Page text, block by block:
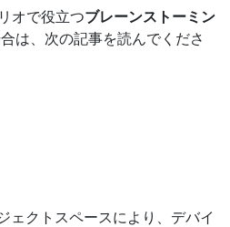
オで役立つブレーンストーミン
は、次の記事を読んでくださ
ェクトスペースにより、デバイ